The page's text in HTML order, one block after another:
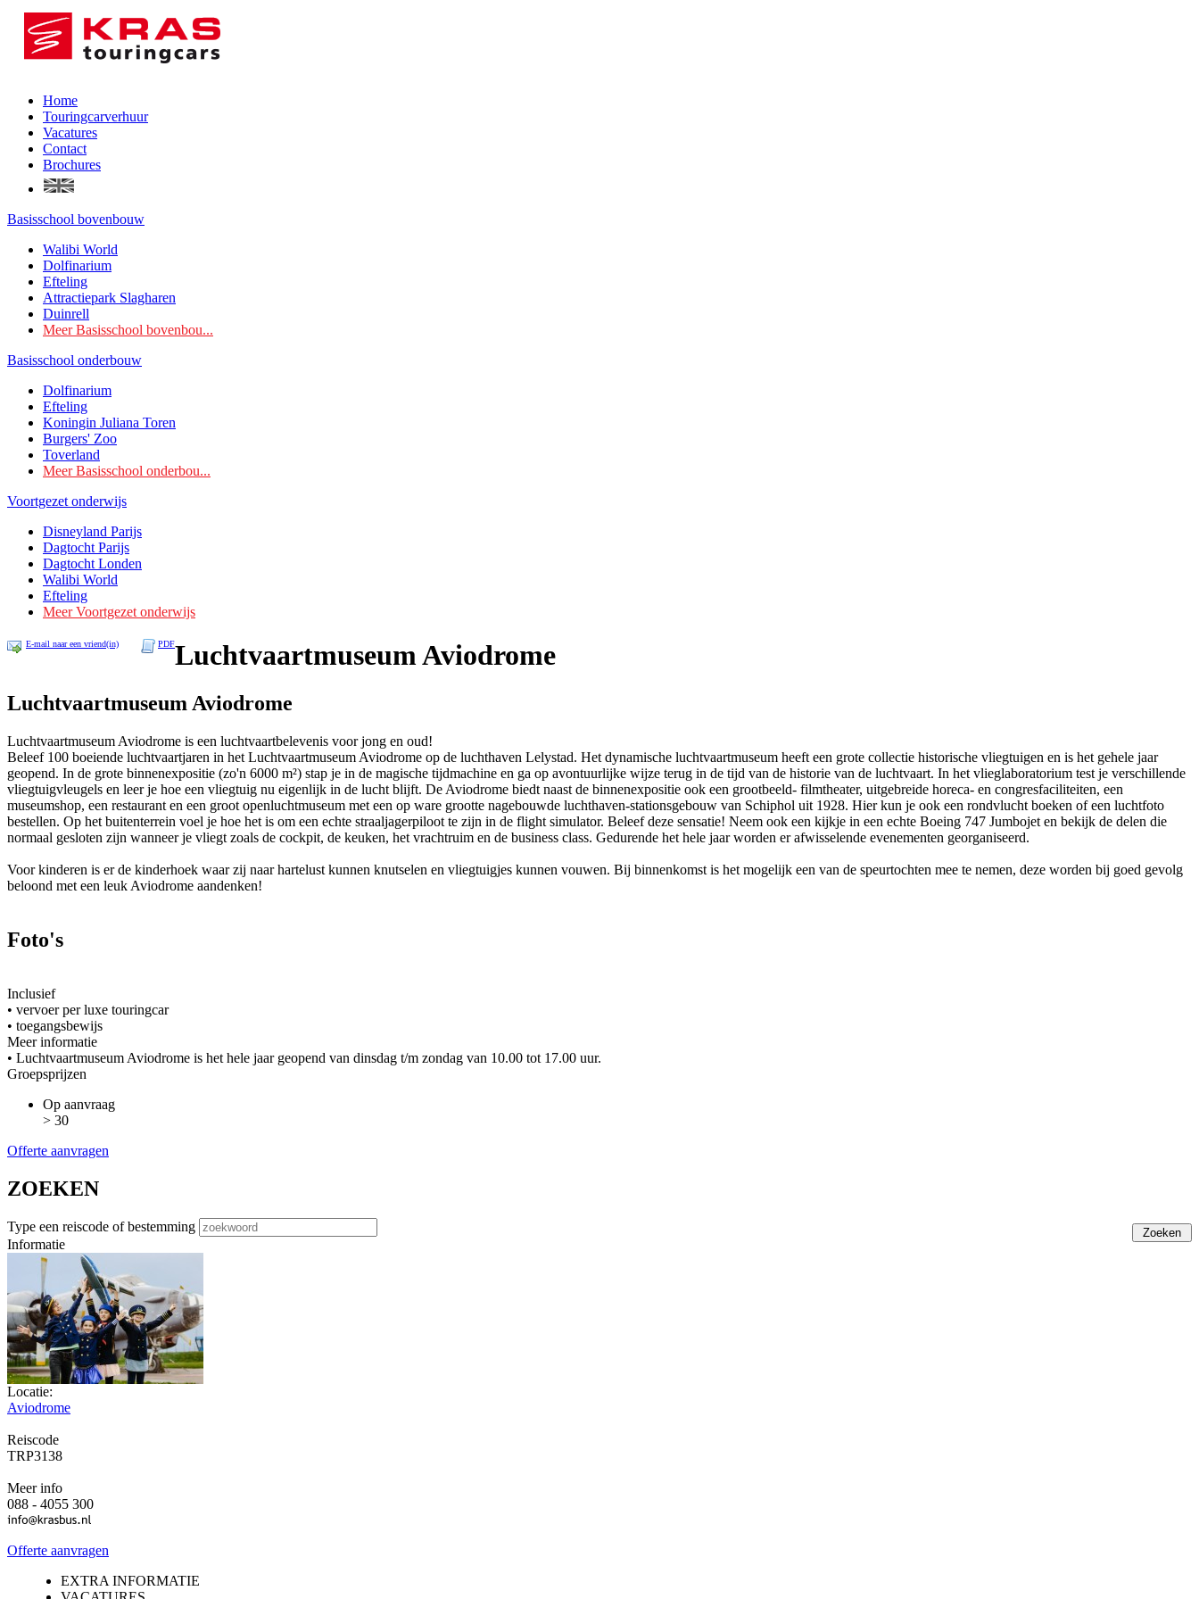
Home
Touringcarverhuur
Vacatures
Contact
Brochures
Basisschool bovenbouw
Walibi World
Dolfinarium
Efteling
Attractiepark Slagharen
Duinrell
Meer Basisschool bovenbou...
Basisschool onderbouw
Dolfinarium
Efteling
Koningin Juliana Toren
Burgers' Zoo
Toverland
Meer Basisschool onderbou...
Voortgezet onderwijs
Disneyland Parijs
Dagtocht Parijs
Dagtocht Londen
Walibi World
Efteling
Meer Voortgezet onderwijs
E-mail naar een vriend(in) PDFLuchtvaartmuseum Aviodrome
Luchtvaartmuseum Aviodrome
Luchtvaartmuseum Aviodrome is een luchtvaartbelevenis voor jong en oud!
Beleef 100 boeiende luchtvaartjaren in het Luchtvaartmuseum Aviodrome op de luchthaven Lelystad. Het dynamische luchtvaartmuseum heeft een grote collectie historische vliegtuigen en is het gehele jaar
geopend. In de grote binnenexpositie (zo'n 6000 m²) stap je in de magische tijdmachine en ga op avontuurlijke wijze terug in de tijd van de historie van de luchtvaart. In het vlieglaboratorium test je verschillende
vliegtuigvleugels en leer je hoe een vliegtuig nu eigenlijk in de lucht blijft. De Aviodrome biedt naast de binnenexpositie ook een grootbeeld- filmtheater, uitgebreide horeca- en congresfaciliteiten, een
museumshop, een restaurant en een groot openluchtmuseum met een op ware grootte nagebouwde luchthaven-stationsgebouw van Schiphol uit 1928. Hier kun je ook een rondvlucht boeken of een luchtfoto
bestellen. Op het buitenterrein voel je hoe het is om een echte straaljagerpiloot te zijn in de flight simulator. Beleef deze sensatie! Neem ook een kijkje in een echte Boeing 747 Jumbojet en bekijk de delen die
normaal gesloten zijn wanneer je vliegt zoals de cockpit, de keuken, het vrachtruim en de business class. Gedurende het hele jaar worden er afwisselende evenementen georganiseerd.
Voor kinderen is er de kinderhoek waar zij naar hartelust kunnen knutselen en vliegtuigjes kunnen vouwen. Bij binnenkomst is het mogelijk een van de speurtochten mee te nemen, deze worden bij goed gevolg
beloond met een leuk Aviodrome aandenken!
Foto's
Inclusief
• vervoer per luxe touringcar
• toegangsbewijs
Meer informatie
• Luchtvaartmuseum Aviodrome is het hele jaar geopend van dinsdag t/m zondag van 10.00 tot 17.00 uur.
Groepsprijzen
Op aanvraag
> 30
Offerte aanvragen
ZOEKEN
Type een reiscode of bestemming
Informatie
Locatie:
Aviodrome
Reiscode
TRP3138
Meer info
088 - 4055 300
Offerte aanvragen
EXTRA INFORMATIE